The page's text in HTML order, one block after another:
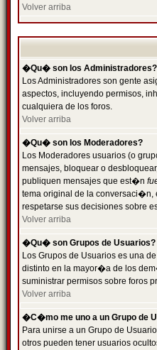
Volver arriba
�Qu� son los Administradores?
Los Administradores son gente
aspectos, incluyendo permisos,
cualquiera de los foros.
Volver arriba
�Qu� son los Moderadores?
Los Moderadores usuarios (o
mensajes, bloquear o
publiquen mensajes que est�n
tema original de la conversaci�n,
respetarse sus decisiones sobre
Volver arriba
�Qu� son Grupos de Usuarios?
Los Grupos de Usuarios es una
distinto en la mayor�a de los
suministrar permisos sobre foros
Volver arriba
�C�mo me uno a un Grupo de
Para unirse a un Grupo de
otros pueden tener usuarios